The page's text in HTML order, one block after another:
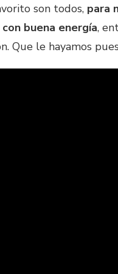
son todos, para
buena energía,
Que le hayamos